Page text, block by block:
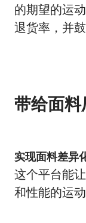
的期望的运
退货率，并
带给面
实现面料差异
这个平台能
和性能的运